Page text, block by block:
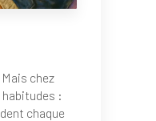
Mais chez
habitudes :
chaque